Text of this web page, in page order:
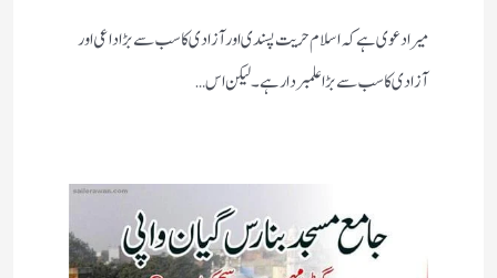
میرا دعوی ہے کہ اسلام حریت پسندی اور آزادی کا سب سے بڑا داعی اور
آزادی کا سب سے بڑا علمبردار ہے ۔ لیکن اس…